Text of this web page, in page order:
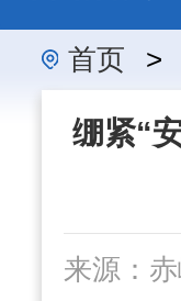
警民互动
首页 >
绷紧“
来源：